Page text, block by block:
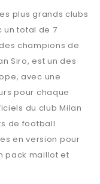
plus grands clubs
un total de 7
champions de
Siro, est un des
avec une
pour chaque
du club Milan
de football
en version pour
pack maillot et